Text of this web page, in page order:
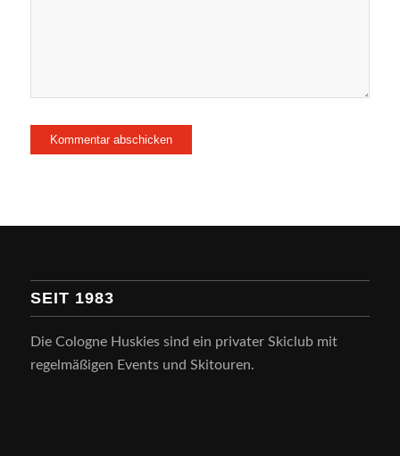
SEIT 1983
Die Cologne Huskies sind ein privater Skiclub mit
regelmäßigen Events und Skitouren.